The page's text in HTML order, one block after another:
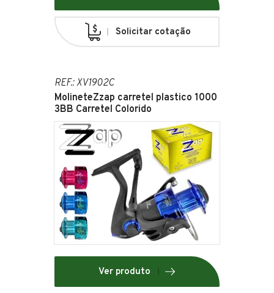
Solicitar cotação
REF.: XV1902C
MolineteZzap carretel plastico 1000
3BB Carretel Colorido
Ver produto